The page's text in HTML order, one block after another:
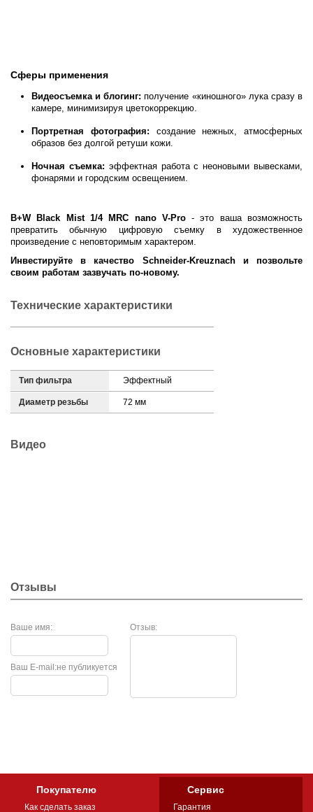
Сферы применения
Видеосъемка и блогинг: получение «киношного» лука сразу в
камере, минимизируя цветокоррекцию.
Портретная фотография: создание нежных, атмосферных
образов без долгой ретуши кожи.
Ночная съемка: эффектная работа с неоновыми вывесками,
фонарями и городским освещением.
B+W Black Mist 1/4 MRC nano V-Pro- это ваша возможность
превратить обычную цифровую съемку в художественное
произведение с неповторимым характером.
Инвестируйте в качество Schneider-Kreuznach и позвольте
своим работам зазвучать по-новому.
Технические характеристики
Основные характеристики
Тип фильтра Эффектный
Диаметр резьбы 72 мм
Видео
Отзывы
Ваше имя: Отзыв:
не публикуется
Ваш E-mail:
Покупателю
Как сделать заказ
Сервис
Гарантия